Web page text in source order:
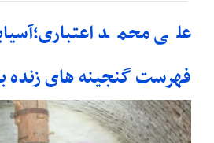
علی محمد
فهرست گنجینه های زنده